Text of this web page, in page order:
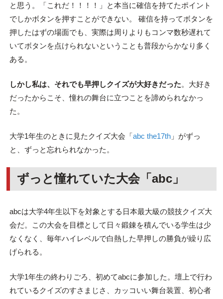
と思う。「これだ！！！！」と本当に確信を持てたポイント
でしかボタンを押すことができない。 確信を持ってボタンを
押したはずの場面でも、実際は周りよりもコンマ数秒遅れて
いてボタンを点けられないということも普段からかなり多く
ある。
しかし私は、それでも早押しクイズが大好きだった。大好き
だったからこそ、憧れの舞台に立つことを諦められなかっ
た。
大学1年生のときに見たクイズ大会「abc the17th」がずっ
と、ずっと忘れられなかった。
ずっと憧れていた大会「abc」
abcは大学4年生以下を対象とする日本最大級の競技クイズ大
会だ。この大会を目標として日々鍛錬を積んでいる学生は少
なくなく、毎年ハイレベルで白熱した早押しの勝負が繰り広
げられる。
大学1年生の終わりごろ、初めてabcに参加した。壇上で行わ
れているクイズのすさまじさ、カッコいい舞台装置、初心者